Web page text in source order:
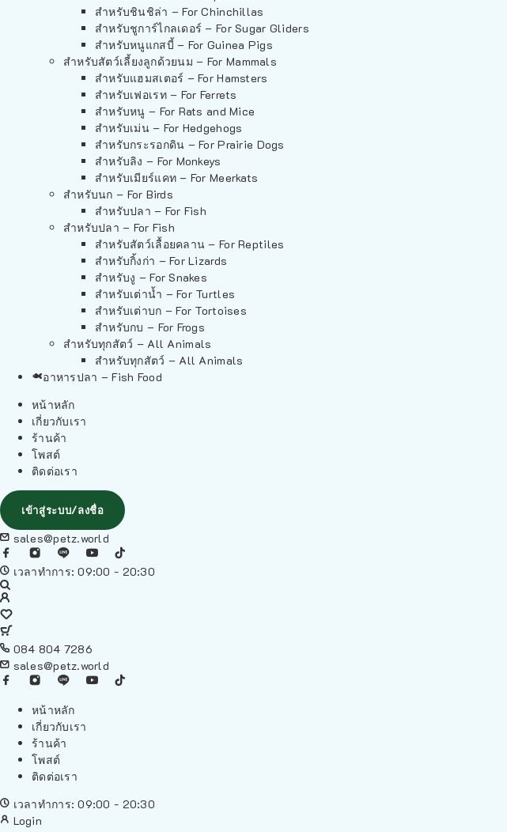
สำหรับชินชิล่า – For Chinchillas
สำหรับชูการ์ไกลเดอร์ – For Sugar Gliders
สำหรับหนูแกสบี้ – For Guinea Pigs
สำหรับสัตว์เลี้ยงลูกด้วยนม – For Mammals
สำหรับแฮมสเตอร์ – For Hamsters
สำหรับเฟอเรท – For Ferrets
สำหรับหนู – For Rats and Mice
สำหรับเม่น – For Hedgehogs
สำหรับกระรอกดิน – For Prairie Dogs
สำหรับลิง – For Monkeys
สำหรับเมียร์แคท – For Meerkats
สำหรับนก – For Birds
สำหรับปลา – For Fish
สำหรับปลา – For Fish
สำหรับสัตว์เลื้อยคลาน – For Reptiles
สำหรับกิ้งก่า – For Lizards
สำหรับงู – For Snakes
สำหรับเต่าน้ำ – For Turtles
สำหรับเต่าบก – For Tortoises
สำหรับกบ – For Frogs
สำหรับทุกสัตว์ – All Animals
สำหรับทุกสัตว์ – All Animals
อาหารปลา – Fish Food
หน้าหลัก
เกี่ยวกับเรา
ร้านค้า
โพสต์
ติดต่อเรา
เข้าสู่ระบบ/ลงชื่อ
sales@petz.world
เวลาทำการ: 09:00 - 20:30
084 804 7286
sales@petz.world
หน้าหลัก
เกี่ยวกับเรา
ร้านค้า
โพสต์
ติดต่อเรา
เวลาทำการ: 09:00 - 20:30
Login